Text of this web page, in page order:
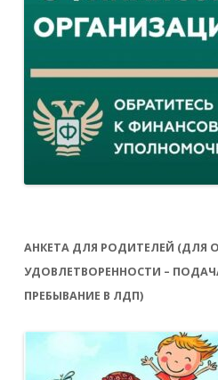
АНКЕТА ДЛЯ РОДИТЕЛЕЙ (ДЛЯ
УДОВЛЕТВОРЕННОСТИ –
ПРЕБЫВАНИЕ В ЛДП)